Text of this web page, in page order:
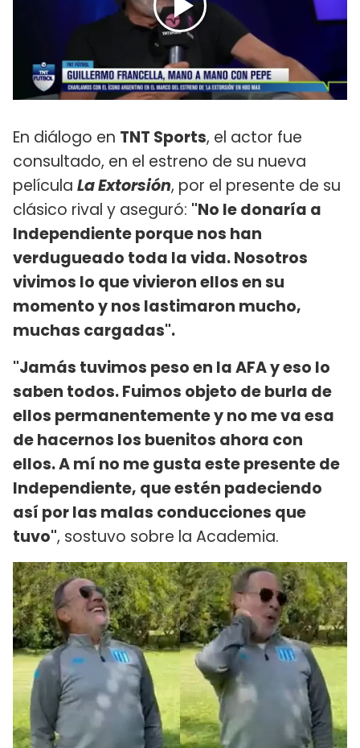
En diálogo en TNT Sports, el actor fue
consultado, en el estreno de su nueva
película La Extorsión, por el presente de su
clásico rival y aseguró: "No le donaría a
Independiente porque nos han
verdugueado toda la vida. Nosotros
vivimos lo que vivieron ellos en su
momento y nos lastimaron mucho,
muchas cargadas".
"Jamás tuvimos peso en la AFA y eso lo
saben todos. Fuimos objeto de burla de
ellos permanentemente y no me va esa
de hacernos los buenitos ahora con
ellos.A mí no me gusta este presente de
Independiente, que estén padeciendo
así por las malas conducciones que
tuvo", sostuvo sobre la Academia.